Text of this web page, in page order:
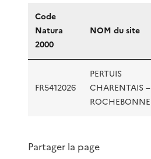
Code
Natura
2000
NOM du site
FR5412026
PERTUIS
CHARENTAIS –
ROCHEBONNE
Partager la page